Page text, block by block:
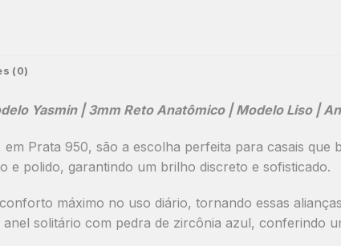
(0)
Yasmin | 3mm Reto Anatômico | Modelo Liso |
em Prata 950, são a escolha perfeita para casais que
e polido, garantindo um brilho discreto e sofisticado.
conforto máximo no uso diário, tornando essas
anel solitário com pedra de zircônia azul, conferindo